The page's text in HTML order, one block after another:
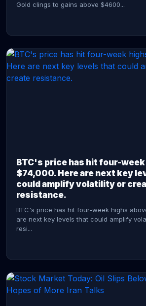
Gold clings to gains above $4600...
BTC's price has hit four-
$74,000. Here are next key
could amplify volatility or
resistance.
BTC's price has hit four-week highs
are next key levels that could amplify
resi...